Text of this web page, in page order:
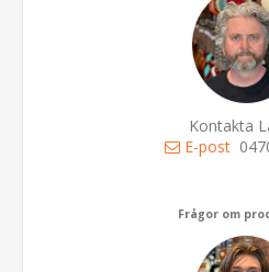
Kontakta
E-post
Frågor om